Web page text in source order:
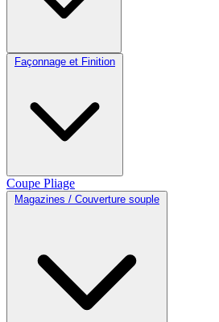
Façonnage et Finition
Coupe Pliage
Magazines / Couverture souple